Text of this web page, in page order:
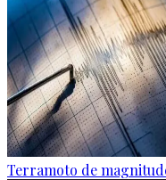
Terramoto de